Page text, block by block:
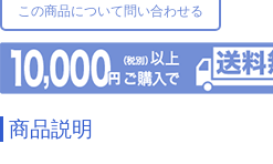
この商品について問い合わせる
商品説明